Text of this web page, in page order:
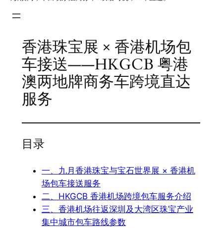
香港珠宝展 × 香港机场包
车接送——HKGCB 粤港
澳两地牌商务车跨境直达
服务
目录
一、九月香港珠宝与宝石世界展 × 香港机
场包车接送服务
二、HKGCB 香港机场跨境包车服务介绍
三、香港机场往返深圳及大湾区珠宝产业
集中城市包车路线参数